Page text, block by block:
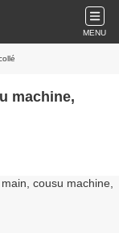
MENU
machine,